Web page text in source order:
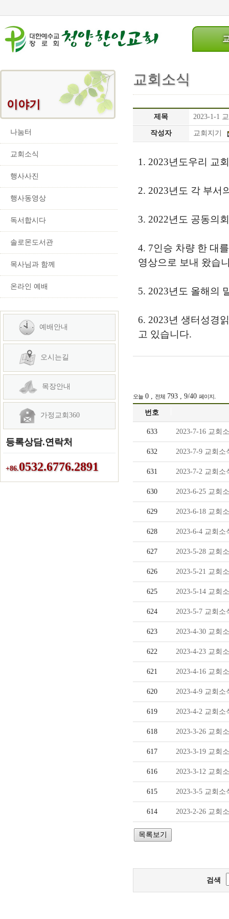
이야기
나눔터
교회소식
행사사진
행사동영상
독서합시다
솔로몬도서관
목사님과 함께
온라인 예배
예배안내
오시는길
목장안내
가정교회360
등록상담.연락처
+86.0532.6776.2891
교회소식
제목 2023-1-1
작성자 교회지기
1. 2023년도우리 교
2. 2023년도 각 부서
3. 2022년도 공동의
4. 7인승 차량 한 대
영상으로 보내 왔습
5. 2023년도 올해의
6. 2023년 생터성경
고 있습니다.
오늘0 , 전체 793 , 9/40 페이지 .
번호
633 2023-7-16 교회
632 2023-7-9 교회소
631 2023-7-2 교회소
630 2023-6-25 교회
629 2023-6-18 교회
628 2023-6-4 교회소
627 2023-5-28 교회
626 2023-5-21 교회
625 2023-5-14 교회
624 2023-5-7 교회소
623 2023-4-30 교회
622 2023-4-23 교회
621 2023-4-16 교회
620 2023-4-9 교회소
619 2023-4-2 교회소
618 2023-3-26 교회
617 2023-3-19 교회
616 2023-3-12 교회
615 2023-3-5 교회소
614 2023-2-26 교회
검색